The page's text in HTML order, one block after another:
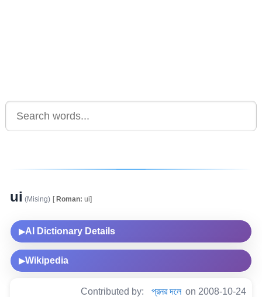
ui (Mising) [Roman: ui]
▶AI Dictionary Details
▶Wikipedia
Contributed by: প্রনৱ দলে on 2008-10-24